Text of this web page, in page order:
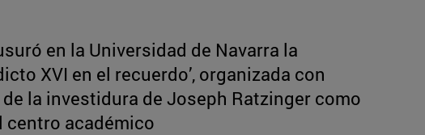
en la Universidad de Navarra la
XVI en el recuerdo’, organizada con
la investidura de Joseph Ratzinger como
centro académico